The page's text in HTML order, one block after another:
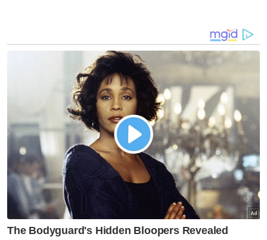
Kamarudin (berdiri) menyifatkan tindakan itu bagi memudah
penduduk mendapatkan akses internet.